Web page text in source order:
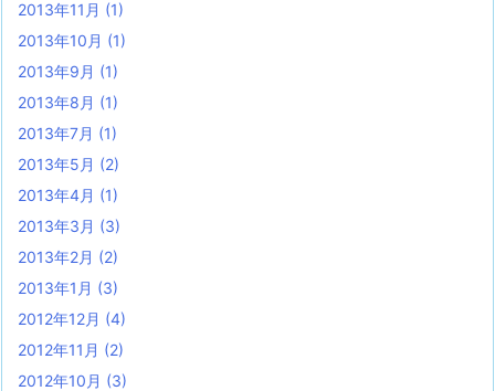
2013年11月 (1)
2013年10月 (1)
2013年9月 (1)
2013年8月 (1)
2013年7月 (1)
2013年5月 (2)
2013年4月 (1)
2013年3月 (3)
2013年2月 (2)
2013年1月 (3)
2012年12月 (4)
2012年11月 (2)
2012年10月 (3)